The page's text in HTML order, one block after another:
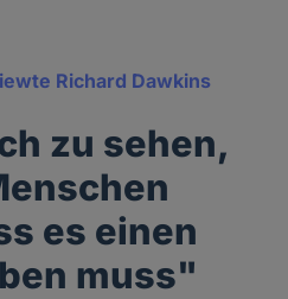
Richard Dawkins
zu sehen,
es einen
muss"